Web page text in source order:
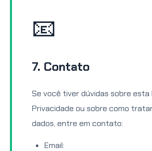
📧
7. Contato
Se você tiver dúvidas sobre esta
Privacidade ou sobre como
dados, entre em contato:
Email: